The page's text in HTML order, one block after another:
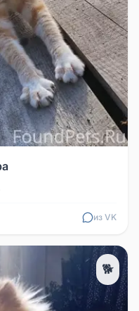
из VK
🐕